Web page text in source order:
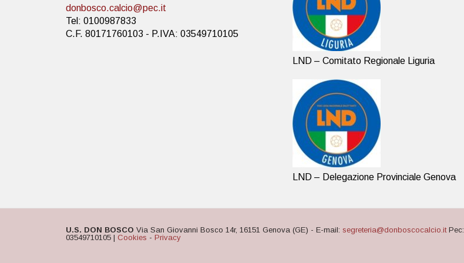
donbosco.calcio@pec.it
Tel: 0100987833
C.F. 80171760103 - P.IVA: 03549710105
LND – Comitato Regionale Liguria
LND – Delegazione Provinciale Genova
U.S. DON BOSCO Via San Giovanni Bosco 14r, 16151 Genova (GE) - E-mail: segreteria@donboscocalcio.itPec:
03549710105 | Cookies - Privacy